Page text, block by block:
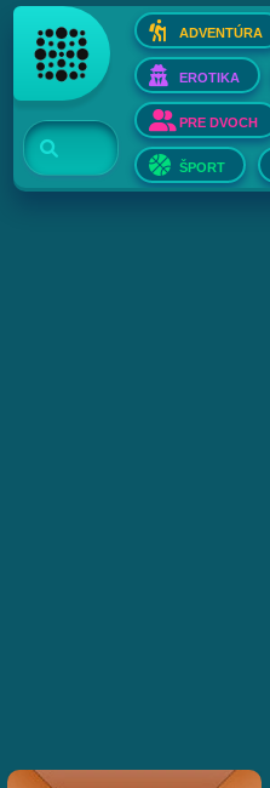
ADVENTÚRA
EROTIKA
PRE DVOCH
ŠPORT